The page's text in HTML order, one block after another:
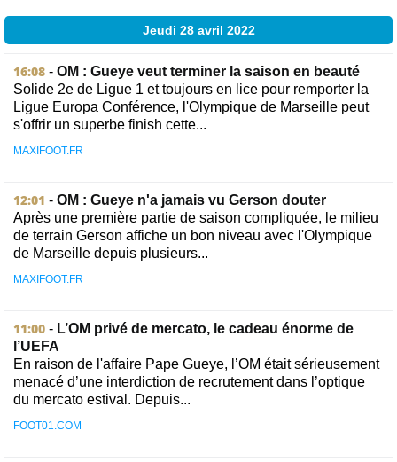
Jeudi 28 avril 2022
16:08 - OM : Gueye veut terminer la saison en beauté
Solide 2e de Ligue 1 et toujours en lice pour remporter la
Ligue Europa Conférence, l'Olympique de Marseille peut
s'offrir un superbe finish cette...
MAXIFOOT.FR
12:01 - OM : Gueye n'a jamais vu Gerson douter
Après une première partie de saison compliquée, le milieu
de terrain Gerson affiche un bon niveau avec l'Olympique
de Marseille depuis plusieurs...
MAXIFOOT.FR
11:00 - L’OM privé de mercato, le cadeau énorme de
l’UEFA
En raison de l'affaire Pape Gueye, l’OM était sérieusement
menacé d’une interdiction de recrutement dans l’optique
du mercato estival. Depuis...
FOOT01.COM